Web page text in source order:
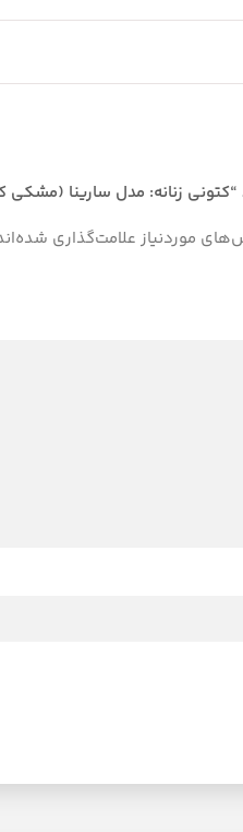
زنانه: مدل سارینا (مشکی
موردنیاز علامت‌گذاری